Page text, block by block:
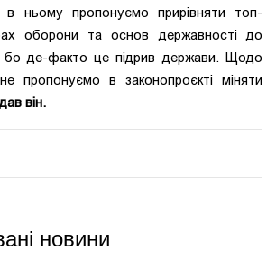
в ньому пропонуємо прирівняти топ-
оборони та основ державності до
бо де-факто це підрив держави. Щодо
пропонуємо в законопроєкті міняти
він.
новини